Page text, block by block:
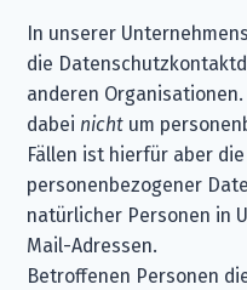
In unserer
die
anderen
dabei nicht um
Fällen ist hierfür aber
personenbezogener
natürlicher Personen in
Mail-Adressen.
Betroffenen Personen